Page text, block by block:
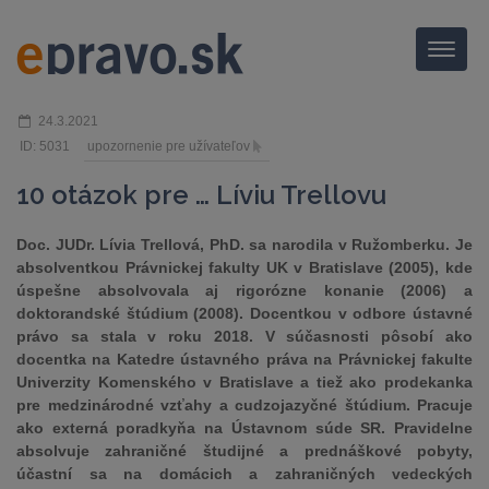
Menu
24.3.2021
ID: 5031
upozornenie pre užívateľov
10 otázok pre … Líviu Trellovu
Doc. JUDr. Lívia Trellová, PhD. sa narodila v Ružomberku. Je
absolventkou Právnickej fakulty UK v Bratislave (2005), kde
úspešne absolvovala aj rigorózne konanie (2006) a
doktorandské štúdium (2008). Docentkou v odbore ústavné
právo sa stala v roku 2018. V súčasnosti pôsobí ako
docentka na Katedre ústavného práva na Právnickej fakulte
Univerzity Komenského v Bratislave a tiež ako prodekanka
pre medzinárodné vzťahy a cudzojazyčné štúdium. Pracuje
ako externá poradkyňa na Ústavnom súde SR. Pravidelne
absolvuje zahraničné študijné a prednáškové pobyty,
účastní sa na domácich a zahraničných vedeckých